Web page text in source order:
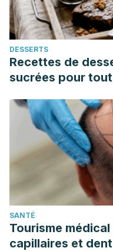
nutricional.Diaeta,35
Powles, J., Fahimi, S.,
Ezzati, M., … & Global
Chronic Diseases
systematic analysis
dietary surveys
Rastogi, S., Mohan
(2017). Spices:
health.
Current
Schimidel-Oliveira,
J., Teixeira-Santana,
Molina, M. D. C.
consumo de
ultraprocesados.
DESSERTS
Recettes de
sucrées pour
SANTÉ
Tourisme
capillaires et